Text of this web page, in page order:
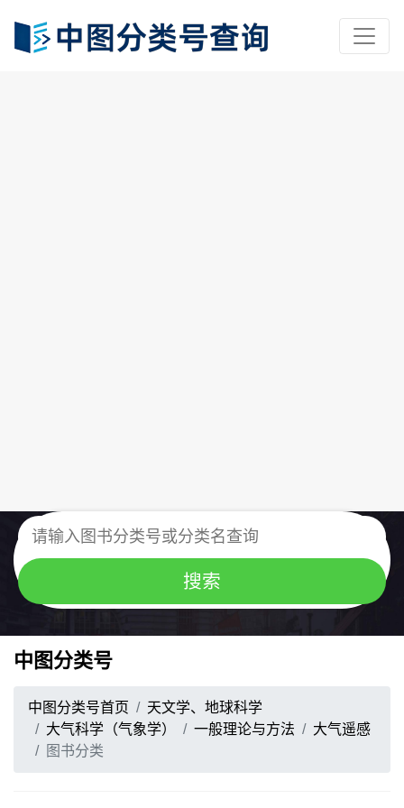
中图分类号
中图分类号首页
天文学、地球科学
大气科学（气象学）
一般理论与方法
大气遥感
图书分类